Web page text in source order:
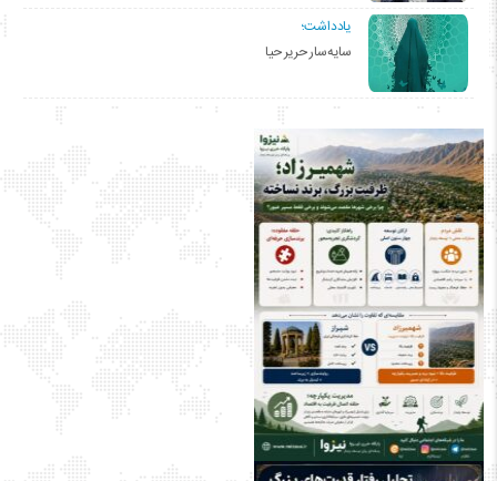
یادداشت؛
سایه‌سار حریر حیا